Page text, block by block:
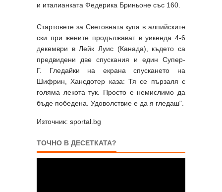
и италианката Федерика Бриньоне със 160.
Стартовете за Световната купа в алпийските
ски при жените продължават в уикенда 4-6
декември в Лейк Луис (Канада), където са
предвидени две спускания и един Супер-
Г. Гледайки на екрана спускането на
Шифрин, Хансдотер каза: Тя се пързаля с
голяма лекота тук. Просто е немислимо да
бъде победена. Удоволствие е да я гледаш".
Източник: sportal.bg
ТОЧНО В ДЕСЕТКАТА?